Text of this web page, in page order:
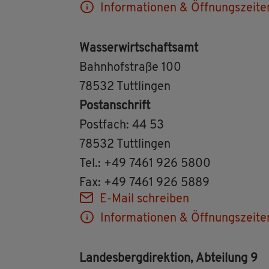
In­for­ma­tio­nen &
Was­ser­wirt­schafts­amt
Bahn­hof­stra­ße 100
78532 Tutt­lin­gen
Post­an­schrift
Post­fach: 44 53
78532 Tutt­lin­gen
Tel.: +49 7461 926 5800
Fax: +49 7461 926 5889
E-Mail schrei­ben
In­for­ma­tio­nen &
Lan­des­berg­di­rek­ti­on, Ab­tei­lung 9